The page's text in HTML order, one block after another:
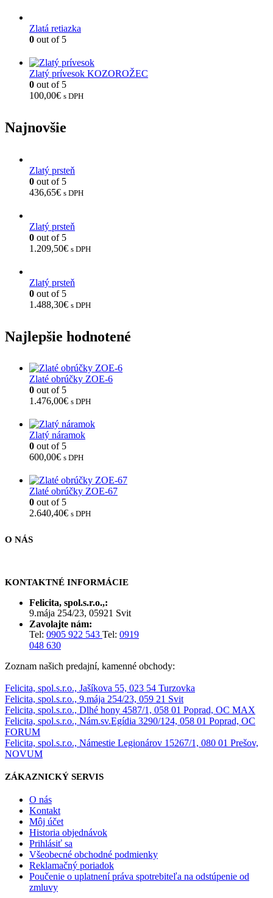
Zlatá retiazka
0 out of 5
Zlatý prívesok KOZOROŽEC
0 out of 5
100,00€ s DPH
Najnovšie
Zlatý prsteň
0 out of 5
436,65€ s DPH
Zlatý prsteň
0 out of 5
1.209,50€ s DPH
Zlatý prsteň
0 out of 5
1.488,30€ s DPH
Najlepšie hodnotené
Zlaté obrúčky ZOE-6
0 out of 5
1.476,00€ s DPH
Zlatý náramok
0 out of 5
600,00€ s DPH
Zlaté obrúčky ZOE-67
0 out of 5
2.640,40€ s DPH
O NÁS
KONTAKTNÉ INFORMÁCIE
Felicita, spol.s.r.o.,:
9.mája 254/23, 05921 Svit
Zavolajte nám:
Tel: 0905 922 543 Tel: 0919
048 630
Zoznam našich predajní, kamenné obchody:
Felicita, spol.s.r.o., Jašíkova 55, 023 54 Turzovka
Felicita, spol.s.r.o., 9.mája 254/23, 059 21 Svit
Felicita, spol.s.r.o., Dlhé hony 4587/1, 058 01 Poprad, OC MAX
Felicita, spol.s.r.o., Nám.sv.Egídia 3290/124, 058 01 Poprad, OC
FORUM
Felicita, spol.s.r.o., Námestie Legionárov 15267/1, 080 01 Prešov,
NOVUM
ZÁKAZNICKÝ SERVIS
O nás
Kontakt
Môj účet
Historia objednávok
Prihlásiť sa
Všeobecné obchodné podmienky
Reklamačný poriadok
Poučenie o uplatnení práva spotrebiteľa na odstúpenie od
zmluvy